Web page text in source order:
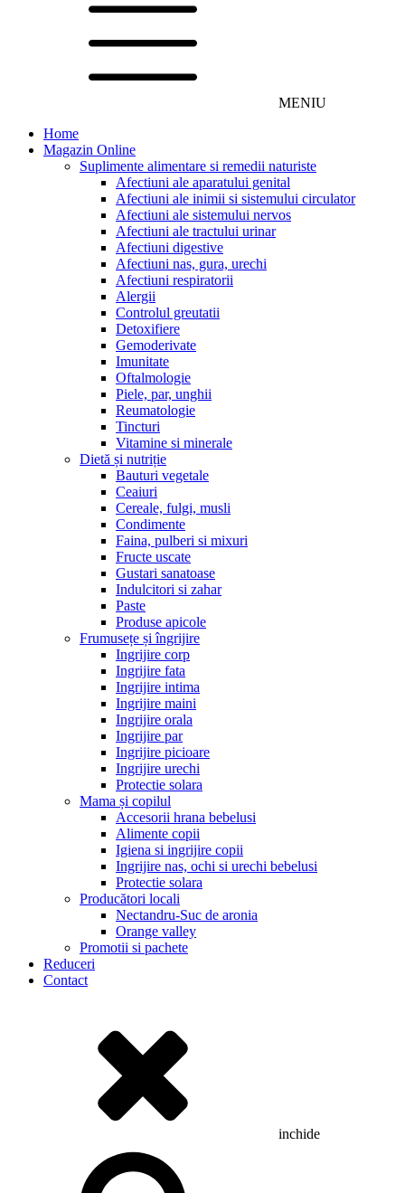
MENIU
Home
Magazin Online
Suplimente alimentare si remedii naturiste
Afectiuni ale aparatului genital
Afectiuni ale inimii si sistemului circulator
Afectiuni ale sistemului nervos
Afectiuni ale tractului urinar
Afectiuni digestive
Afectiuni nas, gura, urechi
Afectiuni respiratorii
Alergii
Controlul greutatii
Detoxifiere
Gemoderivate
Imunitate
Oftalmologie
Piele, par, unghii
Reumatologie
Tincturi
Vitamine si minerale
Dietă și nutriție
Bauturi vegetale
Ceaiuri
Cereale, fulgi, musli
Condimente
Faina, pulberi si mixuri
Fructe uscate
Gustari sanatoase
Indulcitori si zahar
Paste
Produse apicole
Frumusețe și îngrijire
Ingrijire corp
Ingrijire fata
Ingrijire intima
Ingrijire maini
Ingrijire orala
Ingrijire par
Ingrijire picioare
Ingrijire urechi
Protectie solara
Mama și copilul
Accesorii hrana bebelusi
Alimente copii
Igiena si ingrijire copii
Ingrijire nas, ochi si urechi bebelusi
Protectie solara
Producători locali
Nectandru-Suc de aronia
Orange valley
Promotii si pachete
Reduceri
Contact
inchide